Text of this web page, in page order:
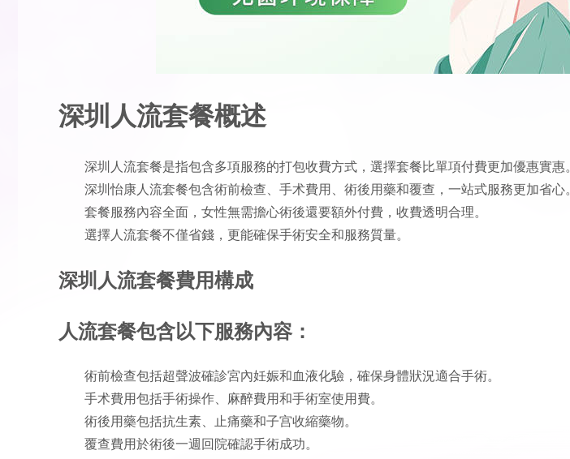
深圳人流套餐概述
深圳人流套餐是指包含多項服務的打包收費方式，選擇套餐比單項付費更加優惠實惠。
深圳怡康人流套餐包含術前檢查、手术費用、術後用藥和覆查，一站式服務更加省心。
套餐服務內容全面，女性無需擔心術後還要額外付費，收費透明合理。
選擇人流套餐不僅省錢，更能確保手術安全和服務質量。
深圳人流套餐費用構成
人流套餐包含以下服務內容：
術前檢查包括超聲波確診宮內妊娠和血液化驗，確保身體狀況適合手術。
手术費用包括手術操作、麻醉費用和手術室使用費。
術後用藥包括抗生素、止痛藥和子宫收縮藥物。
覆查費用於術後一週回院確認手術成功。